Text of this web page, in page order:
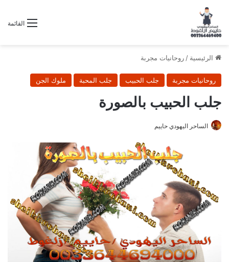
القائمة
الرئيسية / روحانيات مجربة
روحانيات مجربة جلب الحبيب جلب المحبة ملوك الجن
جلب الحبيب بالصورة
الساحر اليهودي حاييم